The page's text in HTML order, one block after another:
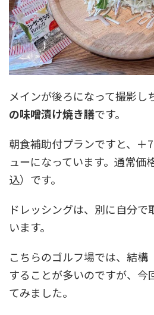
メインが後ろになって撮影し
の味噌漬け焼き膳です。
朝食補助付プランですと、＋
ューになっています。通常価
込）です。
ドレッシングは、別に自分で
います。
こちらのゴルフ場では、結構
することが多いのですが、今
てみました。